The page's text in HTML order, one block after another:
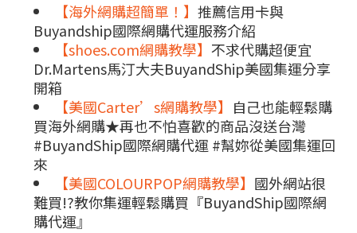
【海外網購超簡單！】 推薦信用卡與
Buyandship國際網購代運服務介紹
【shoes.com網購教學】 不求代購超便宜
Dr.Martens馬汀大夫BuyandShip美國集運分享
開箱
【美國Carter’s網購教學】 自己也能輕鬆購
買海外網購★再也不怕喜歡的商品沒送台灣
#BuyandShip國際網購代運 #幫妳從美國集運回
來
【美國COLOURPOP網購教學】 國外網站很
難買!?教你集運輕鬆購買『BuyandShip國際網
購代運』